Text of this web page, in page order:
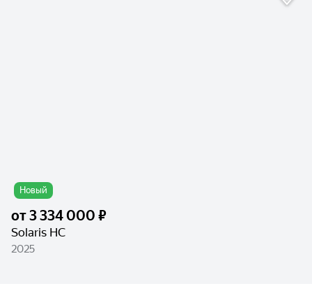
Новый
от3 334 000 ₽
Solaris HC
2025